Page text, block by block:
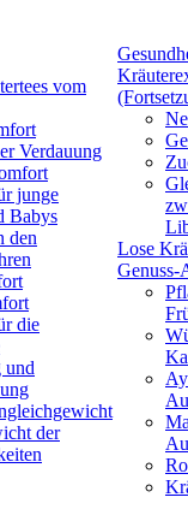
vom
Verdauung
junge
Babys
den
die
und
der
Lose
Genuss-